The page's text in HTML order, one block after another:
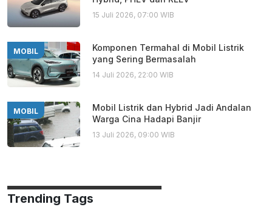
15 Juli 2026, 07:00 WIB
MOBIL
Komponen Termahal di Mobil Listrik
yang Sering Bermasalah
14 Juli 2026, 22:00 WIB
MOBIL
Mobil Listrik dan Hybrid Jadi Andalan
Warga Cina Hadapi Banjir
13 Juli 2026, 09:00 WIB
Trending Tags